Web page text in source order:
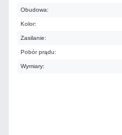
Obudowa:
Kolor:
Zasilanie:
Pobór prądu:
Wymiary: